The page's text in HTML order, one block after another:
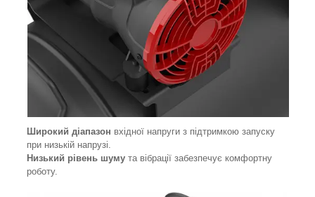
Широкий діапазон вхідної напруги з підтримкою запуску
при низькій напрузі.
Низький рівень шуму та вібрації забезпечує комфортну
роботу.